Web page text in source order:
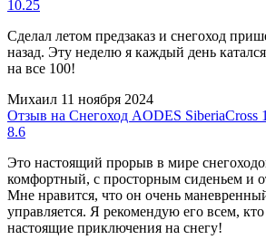
10.25
Сделал летом предзаказ и снегоход
назад. Эту неделю я каждый день
на все 100!
Михаил 11 ноября 2024
Отзыв на Снегоход AODES SiberiaCross
8.6
Это настоящий прорыв в мире
комфортный, с просторным сиденьем и
Мне нравится, что он очень
управляется. Я рекомендую его всем,
настоящие приключения на снегу!